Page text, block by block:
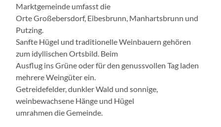
Marktgemeinde umfasst die
Orte Großebersdorf, Eibesbrunn, Manhartsbrunn und
Putzing.
Sanfte Hügel und traditionelle Weinbauern gehören
zum idyllischen Ortsbild. Beim
Ausflug ins Grüne oder für den genussvollen Tag laden
mehrere Weingüter ein.
Getreidefelder, dunkler Wald und sonnige,
weinbewachsene Hänge und Hügel
umrahmen die Gemeinde.